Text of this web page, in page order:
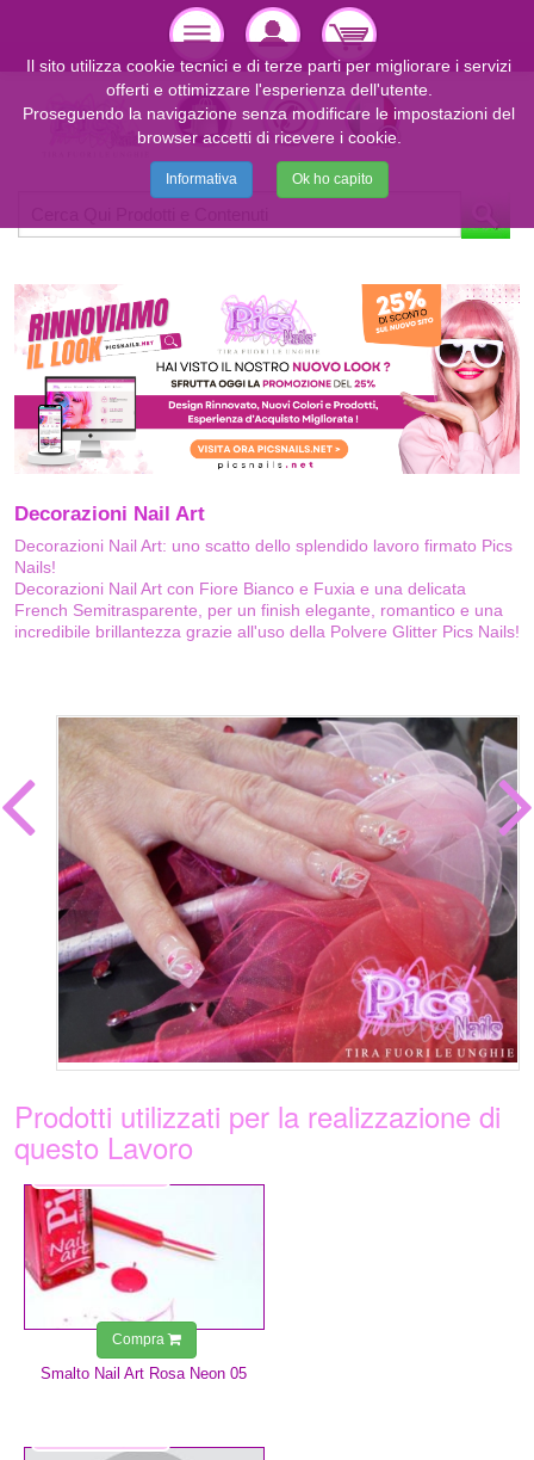
Decorazioni Nail Art
Decorazioni Nail Art: uno scatto dello splendido lavoro firmato Pics
Nails!
Decorazioni Nail Art con Fiore Bianco e Fuxia e una delicata
French Semitrasparente, per un finish elegante, romantico e una
incredibile brillantezza grazie all'uso della Polvere Glitter Pics Nails!
Prodotti utilizzati per la realizzazione di
questo Lavoro
Smalto Nail Art Rosa Neon 05
Compra
Il sito utilizza cookie tecnici e di terze parti per migliorare i servizi
offerti e ottimizzare l'esperienza dell'utente.
Proseguendo la navigazione senza modificare le impostazioni del
browser accetti di ricevere i cookie.
Informativa Ok ho capito